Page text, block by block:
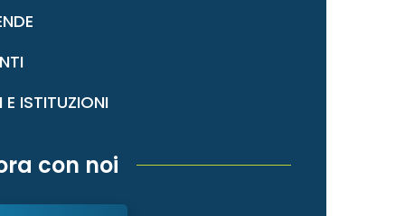
E ISTITUZIONI
con noi